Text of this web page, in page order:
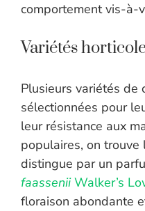
comportement vis-à-
Variétés
Plusieurs variétés de
sélectionnées pour
leur résistance aux
populaires, on trouve
distingue par un
faasseniiWalker’s
floraison abondante